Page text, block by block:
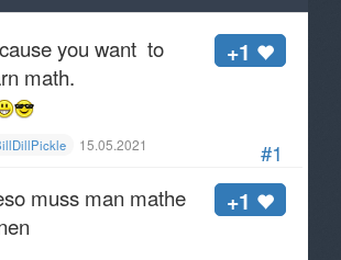
#1
+1
you want to
math.
15.05.2021
+1
muss man mathe